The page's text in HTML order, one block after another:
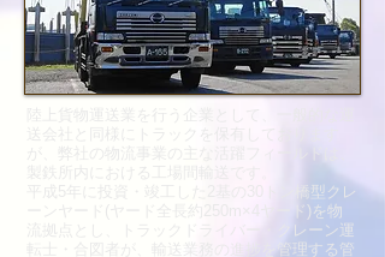
平成5年に投資・竣工した2基の30トン橋型クレ
ーンヤード(ヤード全長約250m×4ヤード)を物
流拠点とし、トラックドライバー・クレーン運
転士・合図者が、輸送業務の進捗を管理する管